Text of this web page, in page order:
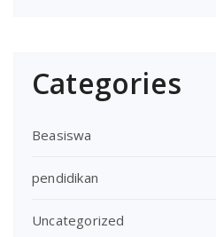
Categories
Beasiswa
pendidikan
Uncategorized